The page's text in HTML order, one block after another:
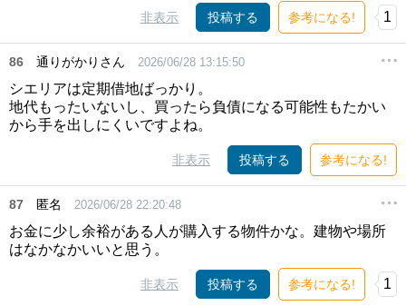
非表示 投稿する 参考になる! 1
86 通りがかりさん 2026/06/28 13:15:50
シエリアは定期借地ばっかり。
地代もったいないし、買ったら負債になる可能性もたかい
から手を出しにくいですよね。
非表示 投稿する 参考になる!
87 匿名 2026/06/28 22:20:48
お金に少し余裕がある人が購入する物件かな。建物や場所
はなかなかいいと思う。
非表示 投稿する 参考になる! 1